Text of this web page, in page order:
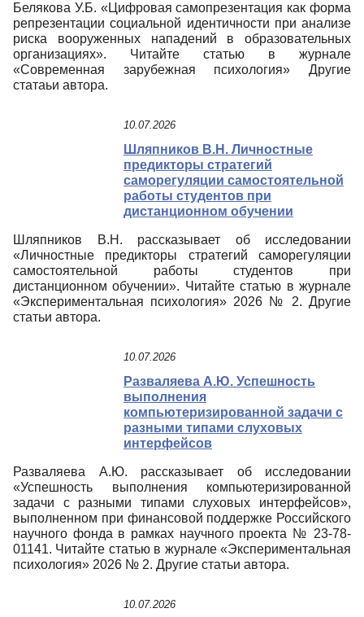
Белякова У.Б. «Цифровая самопрезентация как форма
репрезентации социальной идентичности при анализе
риска вооруженных нападений в образовательных
организациях». Читайте статью в журнале
«Современная зарубежная психология» Другие
статаьи автора.
10.07.2026
Шляпников В.Н. Личностные
предикторы стратегий
саморегуляции самостоятельной
работы студентов при
дистанционном обучении
Шляпников В.Н. рассказывает об исследовании
«Личностные предикторы стратегий саморегуляции
самостоятельной работы студентов при
дистанционном обучении». Читайте статью в журнале
«Экспериментальная психология» 2026 № 2. Другие
статьи автора.
10.07.2026
Разваляева А.Ю. Успешность
выполнения
компьютеризированной задачи с
разными типами слуховых
интерфейсов
Разваляева А.Ю. рассказывает об исследовании
«Успешность выполнения компьютеризированной
задачи с разными типами слуховых интерфейсов»,
выполненном при финансовой поддержке Российского
научного фонда в рамках научного проекта № 23-78-
01141. Читайте статью в журнале «Экспериментальная
психология» 2026 № 2. Другие статьи автора.
10.07.2026